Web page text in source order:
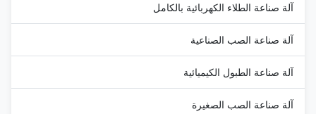
آلة صناعة الطلاء الكهربائية بالكامل
آلة صناعة الصب الصناعية
آلة صناعة الطبول الكيميائية
آلة صناعة الصب الصغيرة